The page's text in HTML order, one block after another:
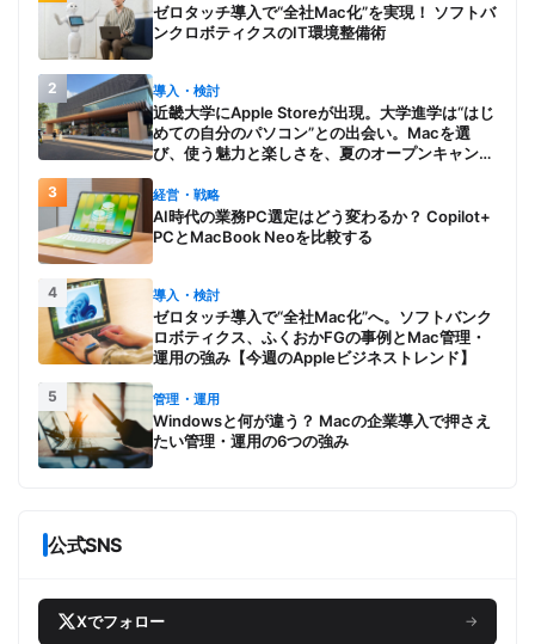
ゼロタッチ導入で“全社Mac化”を実現！ ソフトバ
ンクロボティクスのIT環境整備術
2 導入・検討
近畿大学にApple Storeが出現。大学進学は“はじ
めての自分のパソコン”との出会い。Macを選
び、使う魅力と楽しさを、夏のオープンキャンパ
3 経営・戦略
AI時代の業務PC選定はどう変わるか？ Copilot+
PCとMacBook Neoを比較する
4 導入・検討
ゼロタッチ導入で“全社Mac化”へ。ソフトバンク
ロボティクス、ふくおかFGの事例とMac管理・
運用の強み【今週のAppleビジネストレンド】
5 管理・運用
Windowsと何が違う？ Macの企業導入で押さえ
たい管理・運用の6つの強み
公式SNS
Xでフォロー →